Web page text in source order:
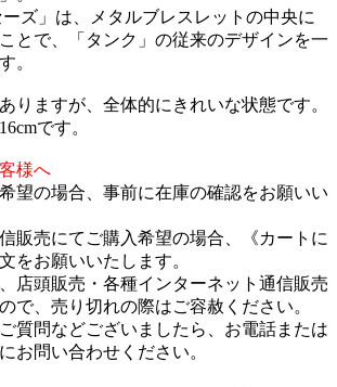
ーズ」は、メタルブレスレットの中央に
とで、「タンク」の従来のデザインを一
。
りますが、全体的にきれいな状態です。
です。
様へ
望の場合、事前に在庫の確認をお願いい
販売にてご購入希望の場合、《カートに
をお願いいたします。
店頭販売・各種インターネット通信販売
で、売り切れの際はご容赦ください。
質問などございましたら、お電話または
お問い合わせください。